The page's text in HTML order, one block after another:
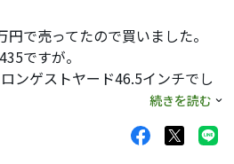
で売ってたので買いました。
ですが。
ンゲストヤード46.5インチでし
バランスはD3
続きを読む